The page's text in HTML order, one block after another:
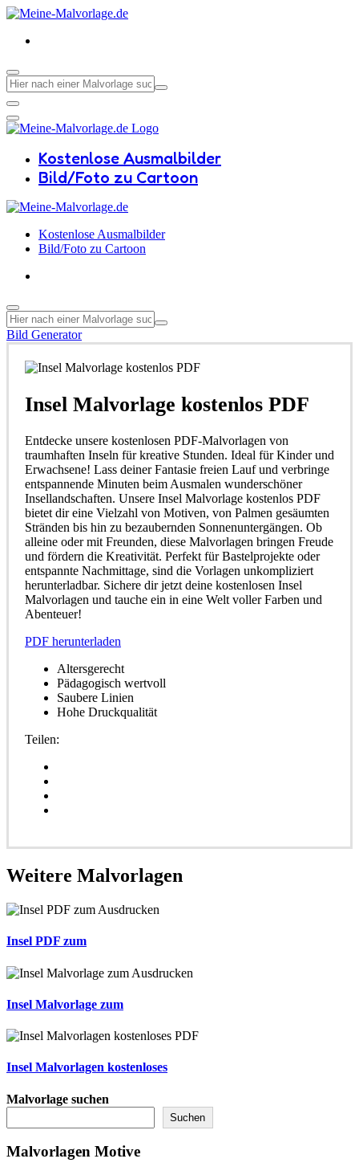
Kostenlose Ausmalbilder
Bild/Foto zu Cartoon
Kostenlose Ausmalbilder
Bild/Foto zu Cartoon
Bild Generator
Insel Malvorlage kostenlos PDF
Entdecke unsere kostenlosen PDF-Malvorlagen von
traumhaften Inseln für kreative Stunden. Ideal für Kinder und
Erwachsene! Lass deiner Fantasie freien Lauf und verbringe
entspannende Minuten beim Ausmalen wunderschöner
Insellandschaften. Unsere Insel Malvorlage kostenlos PDF
bietet dir eine Vielzahl von Motiven, von Palmen gesäumten
Stränden bis hin zu bezaubernden Sonnenuntergängen. Ob
alleine oder mit Freunden, diese Malvorlagen bringen Freude
und fördern die Kreativität. Perfekt für Bastelprojekte oder
entspannte Nachmittage, sind die Vorlagen unkompliziert
herunterladbar. Sichere dir jetzt deine kostenlosen Insel
Malvorlagen und tauche ein in eine Welt voller Farben und
Abenteuer!
PDF herunterladen
Altersgerecht
Pädagogisch wertvoll
Saubere Linien
Hohe Druckqualität
Teilen:
Weitere Malvorlagen
Insel PDF zum
Insel Malvorlage zum
Insel Malvorlagen kostenloses
Malvorlage suchen
Suchen
Malvorlagen Motive